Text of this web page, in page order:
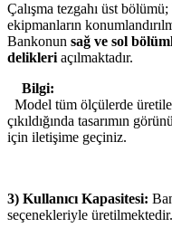
Çalışma tezgahı üst bölümü;
ekipmanların
Bankonun sağ ve sol
delikleri açılmaktadır.
Bilgi:
Model tüm ölçülerde
çıkıldığında tasarımın
için iletişime geçiniz.
3) Kullanıcı Kapasitesi:
seçenekleriyle üretilmektedir.